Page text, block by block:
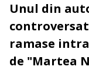
Unul din
ramase
de "Martea